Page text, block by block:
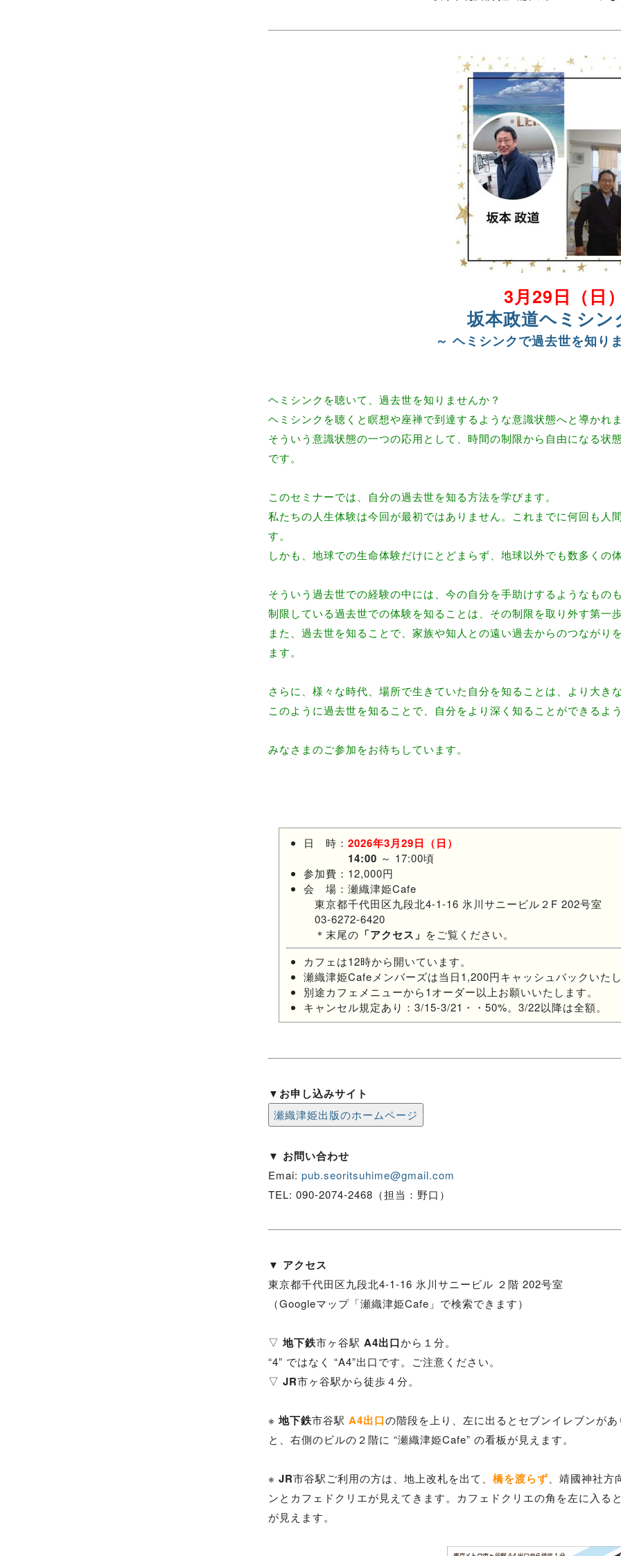
3月29日（日
坂本政道ヘミシン
～ ヘミシンクで過去世を知り
ヘミシンクを聴いて、過去世を知りませんか？
ヘミシンクを聴くと瞑想や座禅で到達するような意識状態へと導かれ
そういう意識状態の一つの応用として、時間の制限から自由になる状
です。
このセミナーでは、自分の過去世を知る方法を学びます。
私たちの人生体験は今回が最初ではありません。これまでに何回も人
す。
しかも、地球での生命体験だけにとどまらず、地球以外でも数多くの
そういう過去世での経験の中には、今の自分を手助けするようなもの
制限している過去世での体験を知ることは、その制限を取り外す第一
また、過去世を知ることで、家族や知人との遠い過去からのつなが
ます。
さらに、様々な時代、場所で生きていた自分を知ることは、より大き
このように過去世を知ることで、自分をより深く知ることができるよ
みなさまのご参加をお待ちしています。
日 時： 2026年3月29日（日）
14:00 ～ 17:00頃
参加費：12,000円
会 場：瀬織津姫Cafe
東京都千代田区九段北4-1-16 氷川サニービル２F 202号室
03-6272-6420
＊末尾の 「アクセス」 をご覧ください。
カフェは12時から開いています。
瀬織津姫Cafeメンバーズは当日1,200円キャッシュバックいた
別途カフェメニューから1オーダー以上お願いいたします。
キャンセル規定あり：3/15-3/21・・50%。3/22以降は全額。
▼お申し込みサイト
瀬織津姫出版のホームページ
▼ お問い合わせ
Emai: pub.seoritsuhime@gmail.com
TEL: 090-2074-2468（担当：野口）
▼ アクセス
東京都千代田区九段北4-1-16 氷川サニービル ２階 202号室
（Googleマップ「瀬織津姫Cafe」で検索できます）
▽地下鉄市ヶ谷駅 A4出口から１分。
“4” ではなく “A4”出口です。ご注意ください。
▽ JR市ヶ谷駅から徒歩４分。
※地下鉄市谷駅 A4出口の階段を上り、左に出るとセブンイレブンが
と、右側のビルの２階に “瀬織津姫Cafe” の看板が見えます。
※ JR市谷駅ご利用の方は、地上改札を出て、 橋を渡らず 、靖國神社
ンとカフェドクリエが見えてきます。カフェドクリエの角を左に入る
が見えます。